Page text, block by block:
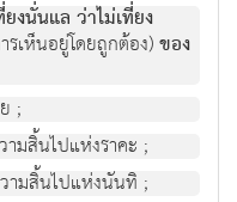
งนั่นแล ว่าไม่เที่ยง
รเห็นอยู่โดยถูกต้อง)ของ
;
มสิ้นไปแห่งราคะ ;
ามสิ้นไปแห่งนันทิ ;